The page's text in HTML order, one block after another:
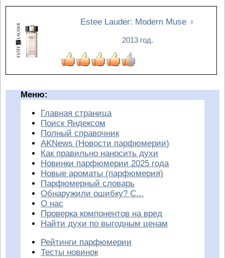
Estee Lauder: Modern Muse ♀
2013 год.
Меню:
Главная страница
Поиск Яндексом
Полный справочник
AKNews (Новости парфюмерии)
Как правильно наносить духи
Новинки парфюмерии 2025 года
Новые ароматы (парфюмерия)
Парфюмерный словарь
Обнаружили ошибку? С...
О нас
Проверка компонентов на вред
Найти духи по выгодным ценам
Рейтинги парфюмерии
Тесты новинок